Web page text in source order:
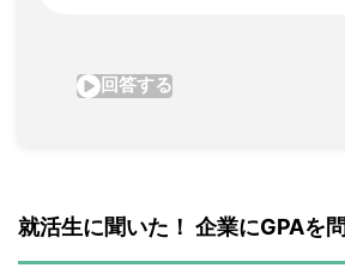
就活生に聞いた！ 企業にGPAを